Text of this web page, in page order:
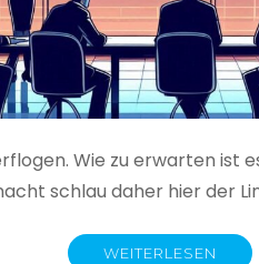
Wie zu erwarten ist
schlau daher hier der
WEITERLESEN